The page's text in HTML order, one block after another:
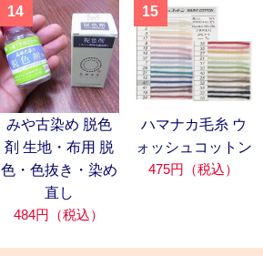
14
みや古染め 脱色
剤 生地・布用 脱
色・色抜き・染め
直し
484円（税込）
15
ハマナカ毛糸 ウ
ォッシュコットン
475円（税込）